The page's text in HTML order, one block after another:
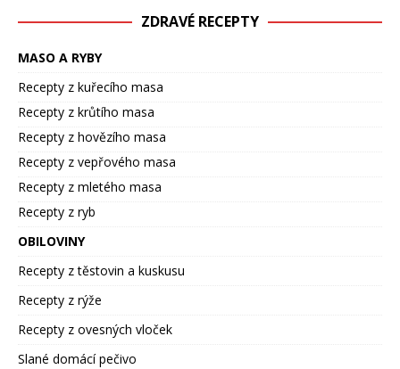
ZDRAVÉ RECEPTY
MASO A RYBY
Recepty z kuřecího masa
Recepty z krůtího masa
Recepty z hovězího masa
Recepty z vepřového masa
Recepty z mletého masa
Recepty z ryb
OBILOVINY
Recepty z těstovin a kuskusu
Recepty z rýže
Recepty z ovesných vloček
Slané domácí pečivo